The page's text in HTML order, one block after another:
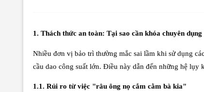
1. Thách thức an toàn: Tại sao cần khóa chuyên dụng
Nhiều đơn vị bảo trì thường mắc sai lầm khi sử dụng
cầu dao công suất lớn. Điều này dẫn đến những hệ lụy
1.1. Rủi ro từ việc "râu ông nọ cắm cằm bà kia"